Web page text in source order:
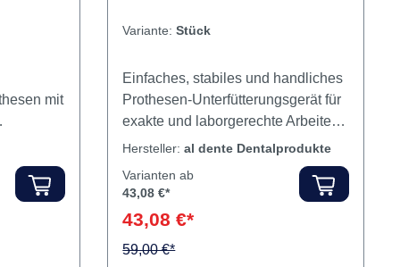
mit
auf. Die
sehr
Variante:Stück
Einfaches, stabiles und handliches
Prothesen-Unterfütterungsgerät für
exakte und laborgerechte Arbeiten.
Sichere Führung durch 3-Punkt-
Fixierung, Kippen der Platte wird
verhindert, somit sind
Verschiebungen ausgeschlossen.
Inhalt Unterfütterungsgerät
Hersteller:al dente Dentalprodukte
Varianten ab
43,08 €*
43,08 €*
59,00 €*